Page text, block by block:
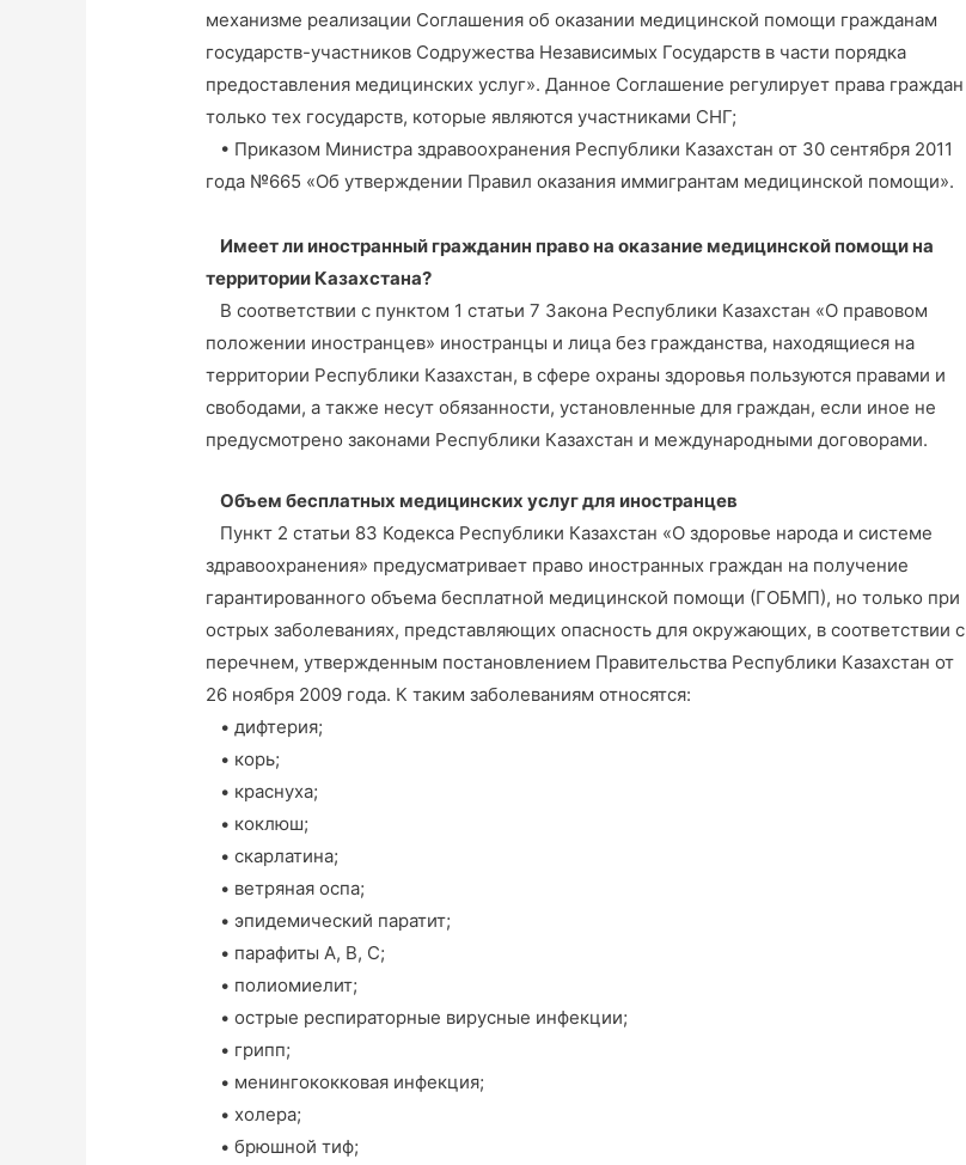
механизме реализации Соглашения об оказании медицинской помощи гражданам
государств-участников Содружества Независимых Государств в части порядка
предоставления медицинских услуг». Данное Соглашение регулирует права граждан
только тех государств, которые являются участниками СНГ;
• Приказом Министра здравоохранения Республики Казахстан от 30 сентября 2011
года №665 «Об утверждении Правил оказания иммигрантам медицинской помощи».
Имеет ли иностранный гражданин право на оказание медицинской помощи на
территории Казахстана?
В соответствии с пунктом 1 статьи 7 Закона Республики Казахстан «О правовом
положении иностранцев» иностранцы и лица без гражданства, находящиеся на
территории Республики Казахстан, в сфере охраны здоровья пользуются правами и
свободами, а также несут обязанности, установленные для граждан, если иное не
предусмотрено законами Республики Казахстан и международными договорами.
Объем бесплатных медицинских услуг для иностранцев
Пункт 2 статьи 83 Кодекса Республики Казахстан «О здоровье народа и системе
здравоохранения» предусматривает право иностранных граждан на получение
гарантированного объема бесплатной медицинской помощи (ГОБМП), но только при
острых заболеваниях, представляющих опасность для окружающих, в соответствии с
перечнем, утвержденным постановлением Правительства Республики Казахстан от
26 ноября 2009 года. К таким заболеваниям относятся:
• дифтерия;
• корь;
• краснуха;
• коклюш;
• скарлатина;
• ветряная оспа;
• эпидемический паратит;
• парафиты А, В, С;
• полиомиелит;
• острые респираторные вирусные инфекции;
• грипп;
• менингококковая инфекция;
• холера;
• брюшной тиф;